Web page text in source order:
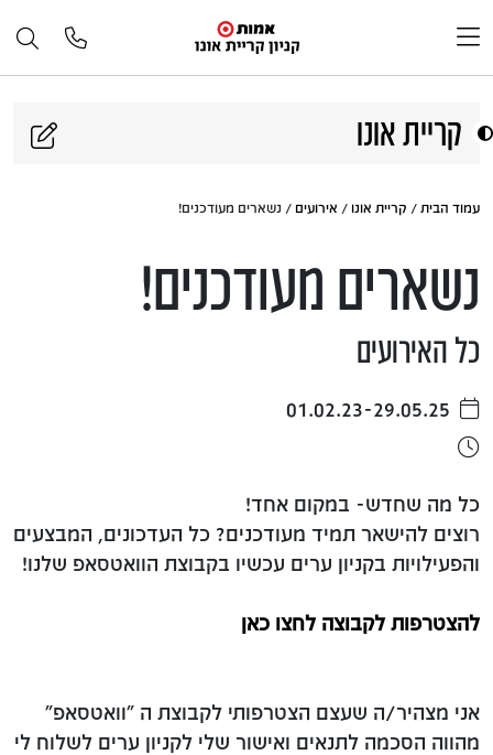
קריית אונו
עמוד הבית / קריית אונו / אירועים / נשארים מעודכנים!
נשארים מעודכנים!
כל האירועים
כל מה שחדש- במקום אחד!
רוצים להישאר תמיד מעודכנים? כל העדכונים, המבצעים
והפעילויות בקניון ערים עכשיו בקבוצת הוואטסאפ שלנו!
להצטרפות לקבוצה לחצו כאן
אני מצהיר/ה שעצם הצטרפותי לקבוצת ה "וואטסאפ"
מהווה הסכמה לתנאים ואישור שלי לקניון ערים לשלוח לי